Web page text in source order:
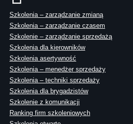
Szkolenia – zarządzanie zmianą
Szkolenia – zarządzanie czasem
Szkolenie – zarządzanie sprzedażą
Szkolenia dla kierowników
Szkolenia asertywność
Szkolenia – menedżer sprzedaży
Szkolenia – techniki sprzedaży
Szkolenia dla brygadzistów
Szkolenie z komunikacji
Ranking firm szkoleniowych